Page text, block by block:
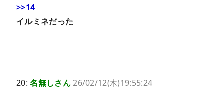
>>14
イルミネだった
20:名無しさん26/02/12(木)19:55:24